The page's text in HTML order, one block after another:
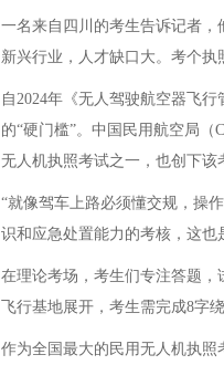
一名来自四川的考生告诉记者
新兴行业，人才缺口大。考个
自2024年《无人驾驶航空器飞
的“硬门槛”。中国民用航空局
无人机执照考试之一，也创下该
“就像驾车上路必须懂交规，操
识和应急处置能力的考核，这也
在理论考场，考生们专注答题
飞行基地展开，考生需完成8字
作为全国最大的民用无人机执